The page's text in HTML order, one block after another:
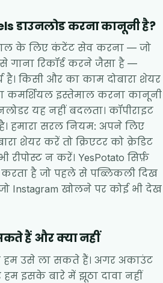
डाउनलोड करना कानूनी है?
के लिए कंटेंट सेव करना — जो
रिकॉर्ड करने जैसा है —
है। किसी और का काम दोबारा शेयर
कमर्शियल इस्तेमाल करना कानूनी
यह नहीं बदलता। कॉपीराइट
हमारा सरल नियम: अपने लिए
शेयर करें तो क्रिएटर को क्रेडिट
न करें। YesPotato सिर्फ़
है जो पहले से पब्लिकली दिख
Instagram खोलने पर कोई भी देख
हैं और क्या नहीं
हम उसे ला सकते हैं। अगर अकाउंट
हम इसके बारे में झूठा दावा नहीं